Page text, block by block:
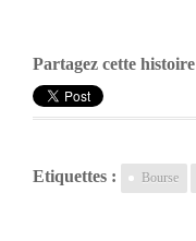
Partagez cette histoire
Etiquettes : Bourse